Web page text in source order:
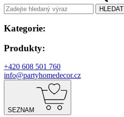
HLEDAT
Kategorie:
Produkty:
+420 608 501 760
info@partyhomedecor.cz
SEZNAM